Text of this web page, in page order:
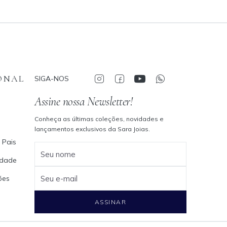
Assine nossa Newsletter!
Conheça as últimas coleções, novidades e
lançamentos exclusivos da Sara Joias.
Seu nome
Seu e-mail
ASSINAR
SIGA-NOS